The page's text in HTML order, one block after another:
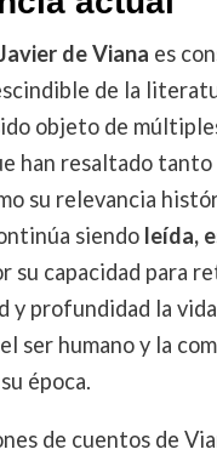
de Viana es
de la
objeto de
han resaltado tanto
su relevancia
siendo leída,
su capacidad para
y profundidad la
ser humano y la
época.
de cuentos de